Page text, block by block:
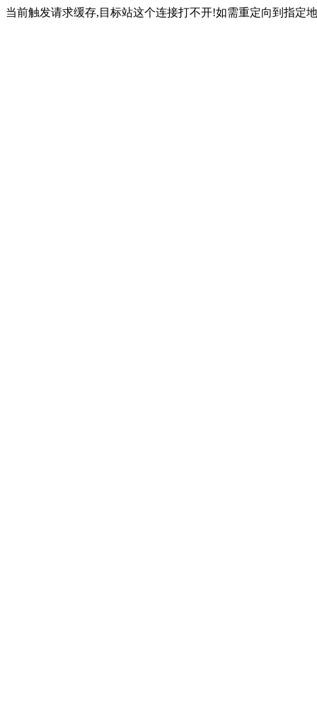
当前触发请求缓存,目标站这个连接打不开!如需重定向到指定